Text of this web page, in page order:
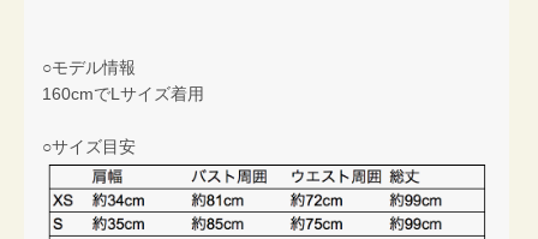
○モデル情報
160cmでLサイズ着用
○サイズ目安